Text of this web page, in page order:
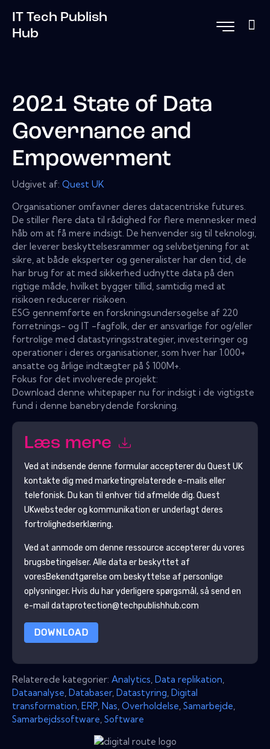
IT Tech Publish
Hub
2021 State of Data
Governance and
Empowerment
Udgivet af: Quest UK
Organisationer omfavner deres datacentriske futures.
De stiller flere data til rådighed for flere mennesker med
håb om at få mere indsigt. De henvender sig til teknologi,
der leverer beskyttelsesrammer og selvbetjening for at
sikre, at både eksperter og generalister har den tid, de
har brug for at med sikkerhed udnytte data på den
rigtige måde, hvilket bygger tillid, samtidig med at
risikoen reducerer risikoen.
ESG gennemførte en forskningsundersøgelse af 220
forretnings- og IT -fagfolk, der er ansvarlige for og/eller
fortrolige med datastyringsstrategier, investeringer og
operationer i deres organisationer, som hver har 1.000+
ansatte og årlige indtægter på $ 100M+.
Fokus for det involverede projekt:
Download denne whitepaper nu for indsigt i de vigtigste
fund i denne banebrydende forskning.
Læs mere
Ved at indsende denne formular accepterer du Quest UK
kontakte dig med marketingrelaterede e-mails eller
telefonisk. Du kan til enhver tid afmelde dig. Quest
UKwebsteder og kommunikation er underlagt deres
fortrolighedserklæring.
Ved at anmode om denne ressource accepterer du vores
brugsbetingelser. Alle data er beskyttet af
voresBekendtgørelse om beskyttelse af personlige
oplysninger. Hvis du har yderligere spørgsmål, så send en
e-mail dataprotection@techpublishhub.com
DOWNLOAD
Relaterede kategorier: Analytics Data replikation
Dataanalyse Databaser, Datastyring Digital
transformation ERP Nas Overholdelse Samarbejde
Samarbejdssoftware Software